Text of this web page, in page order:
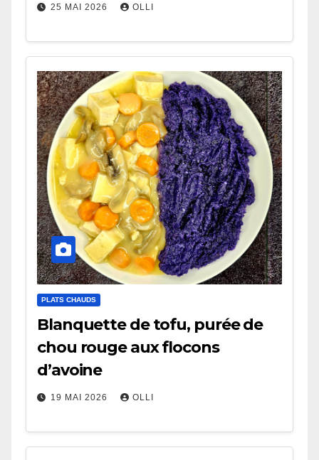
25 MAI 2026 OLLI
PLATS CHAUDS
Blanquette de tofu, purée de
chou rouge aux flocons
d’avoine
19 MAI 2026 OLLI